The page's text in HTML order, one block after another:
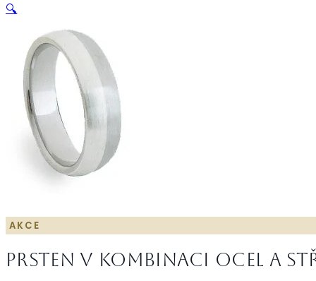
🔍
AKCE
Prsten v kombinaci ocel a